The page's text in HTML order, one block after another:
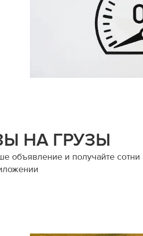
НА ГРУЗЫ
объявление и получайте сотни